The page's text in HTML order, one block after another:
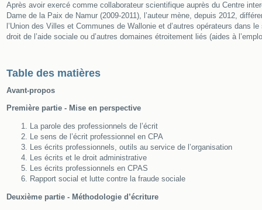
Après avoir exercé comme collaborateur scientifique auprès du Centre
Dame de la Paix de Namur (2009-2011), l’auteur mène, depuis 2012,
l’Union des Villes et Communes de Wallonie et d’autres opérateurs
droit de l’aide sociale ou d’autres domaines étroitement liés (aides à
Table des matières
Avant-propos
Première partie - Mise en perspective
La parole des professionnels de l’écrit
Le sens de l’écrit professionnel en CPA
Les écrits professionnels, outils au service de l’organisation
Les écrits et le droit administrative
Les écrits professionnels en CPAS
Rapport social et lutte contre la fraude sociale
Deuxième partie - Méthodologie d’écriture